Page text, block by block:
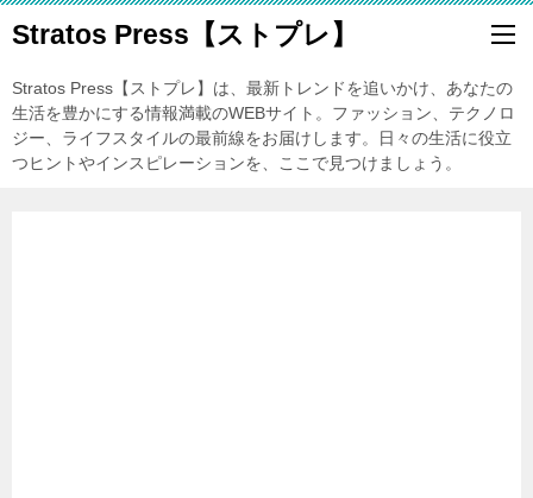
Stratos Press【ストプレ】
Stratos Press【ストプレ】は、最新トレンドを追いかけ、あなたの
生活を豊かにする情報満載のWEBサイト。ファッション、テクノロ
ジー、ライフスタイルの最前線をお届けします。日々の生活に役立
つヒントやインスピレーションを、ここで見つけましょう。